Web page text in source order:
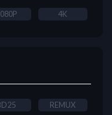
4K
REMUX